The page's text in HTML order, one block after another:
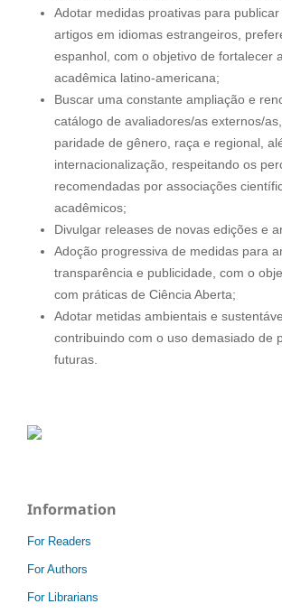
Adotar medidas proativas para
artigos em idiomas estrangeiros,
espanhol, com o objetivo de fortalecer
acadêmica latino-americana;
Buscar uma constante ampliação e
catálogo de avaliadores/as externos/
paridade de gênero, raça e regional,
internacionalização, respeitando os
recomendadas por associações
acadêmicos;
Divulgar releases de novas edições e
Adoção progressiva de medidas para
transparência e publicidade, com o
com práticas de Ciência Aberta;
Adotar metidas ambientais e
contribuindo com o uso demasiado de
futuras.
Information
For Readers
For Authors
For Librarians